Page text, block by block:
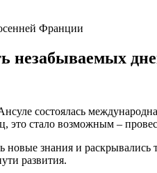
Франции
незабываемых
состоялась
это стало возможным –
знания и
развития.